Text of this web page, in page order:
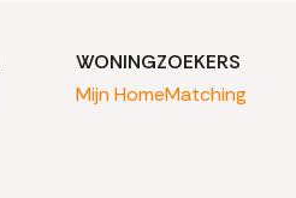
WONINGZOEKERS
Mijn HomeMatching